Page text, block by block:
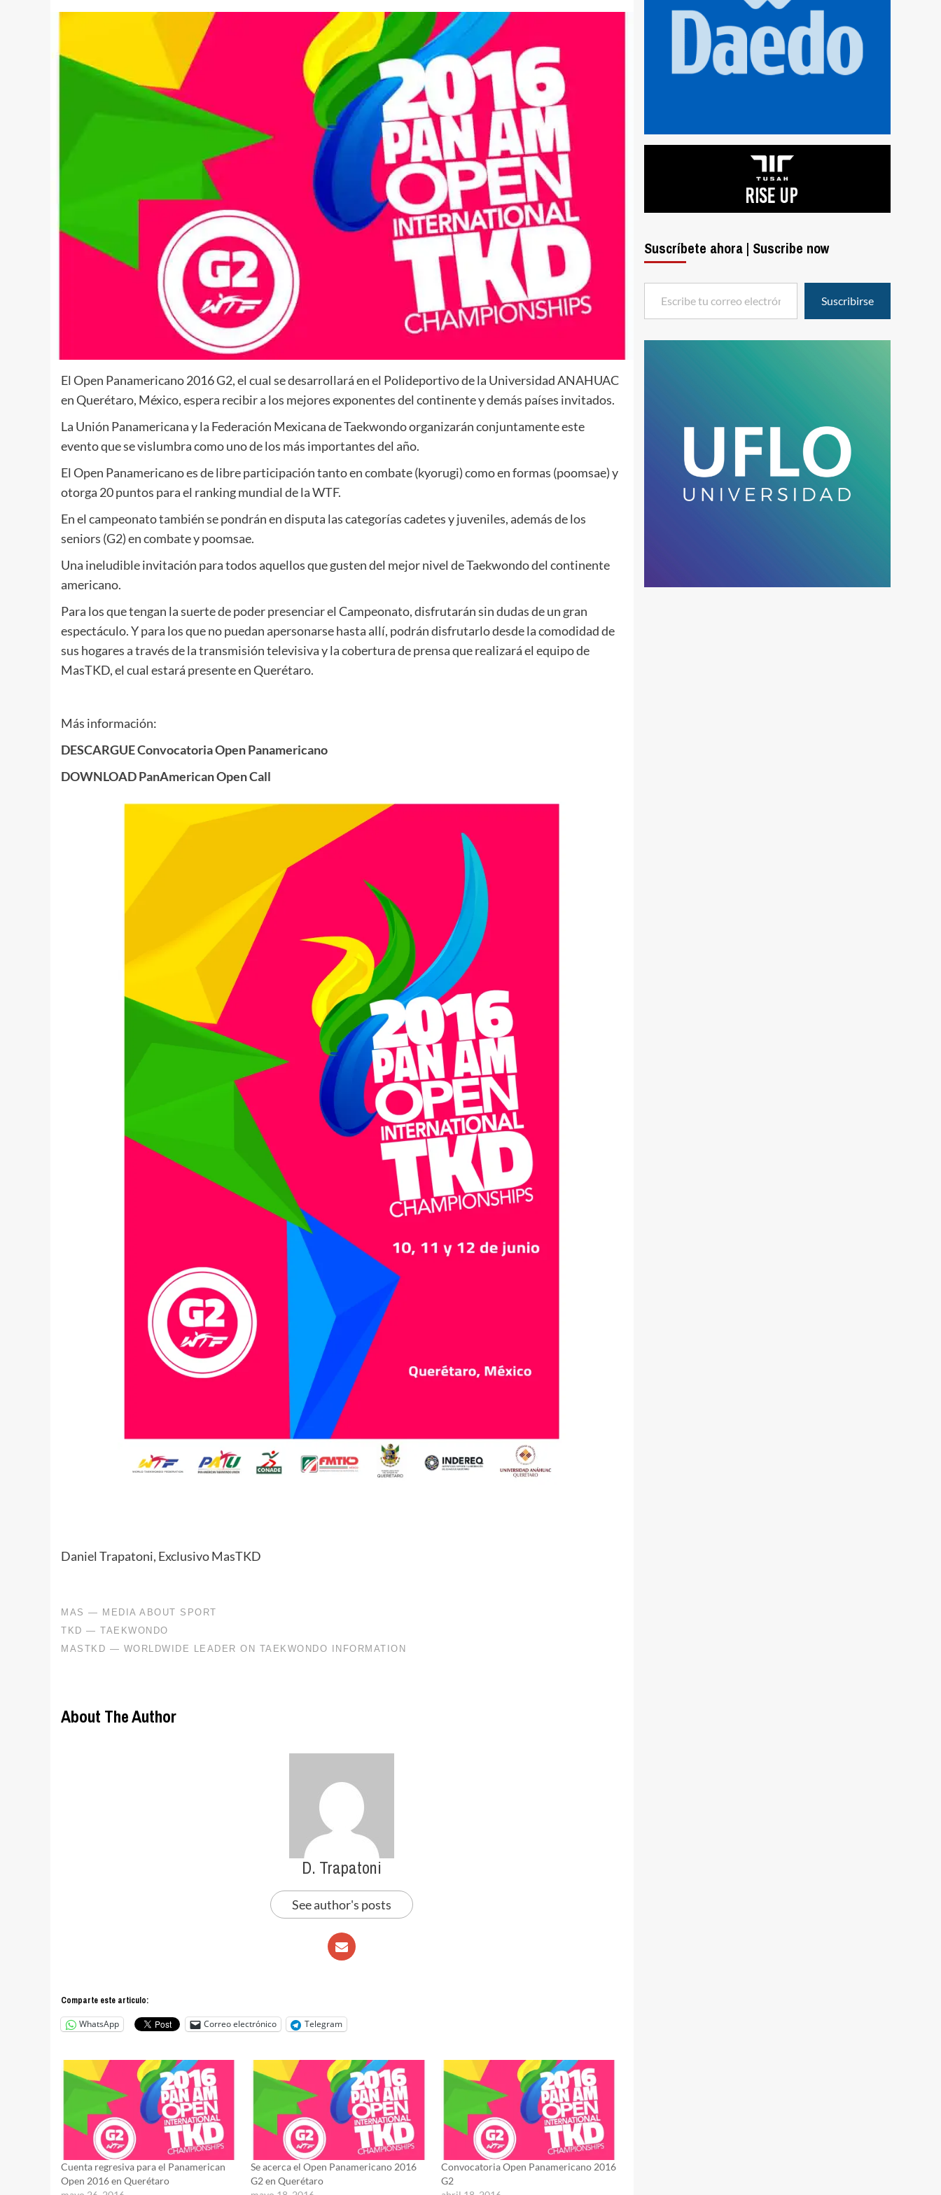
El Open Panamericano 2016 G2, el cual se desarrollará en el Polideportivo de la Universidad ANAHUAC
en Querétaro, México, espera recibir a los mejores exponentes del continente y demás países invitados.
La Unión Panamericana y la Federación Mexicana de Taekwondo organizarán conjuntamente este
evento que se vislumbra como uno de los más importantes del año.
El Open Panamericano es de libre participación tanto en combate (kyorugi) como en formas (poomsae) y
otorga 20 puntos para el ranking mundial de la WTF.
En el campeonato también se pondrán en disputa las categorías cadetes y juveniles, además de los
seniors (G2) en combate y poomsae.
Una ineludible invitación para todos aquellos que gusten del mejor nivel de Taekwondo del continente
americano.
Para los que tengan la suerte de poder presenciar el Campeonato, disfrutarán sin dudas de un gran
espectáculo. Y para los que no puedan apersonarse hasta allí, podrán disfrutarlo desde la comodidad de
sus hogares a través de la transmisión televisiva y la cobertura de prensa que realizará el equipo de
MasTKD, el cual estará presente en Querétaro.
Más información:
DESCARGUE Convocatoria Open Panamericano
DOWNLOAD PanAmerican Open Call
Daniel Trapatoni, Exclusivo MasTKD
About The Author
D. Trapatoni
See author's posts
Comparte este articulo:
WhatsApp Correo electrónico Telegram
Cuenta regresiva para el Panamerican
Open 2016 en Querétaro
Se acerca el Open Panamericano 2016
G2 en Querétaro
Convocatoria Open Panamericano 2016
G2
Suscríbete ahora | Suscribe now
Escribe tu correo electrónico…
Suscribirse